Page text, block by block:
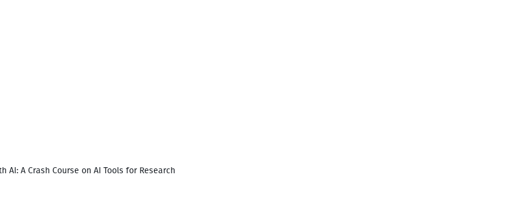
A Crash Course on AI Tools for Research